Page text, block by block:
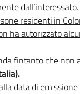
dall’interessato.
residenti in
ha autorizzato
fintanto che non
data di emissione